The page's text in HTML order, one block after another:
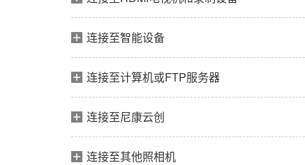
连接至智能设备
连接至计算机或FTP服务器
连接至尼康云创
连接至其他照相机